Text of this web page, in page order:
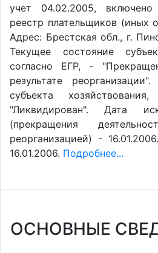
учет 04.02.2005, включено
реестр плательщиков (иных
Адрес: Брестская обл., г.
Текущее состояние
согласно ЕГР, -
результате
субъекта
"Ликвидирован". Дата
(прекращения
реорганизацией) -
16.01.2006. Подробнее...
ОСНОВНЫЕ